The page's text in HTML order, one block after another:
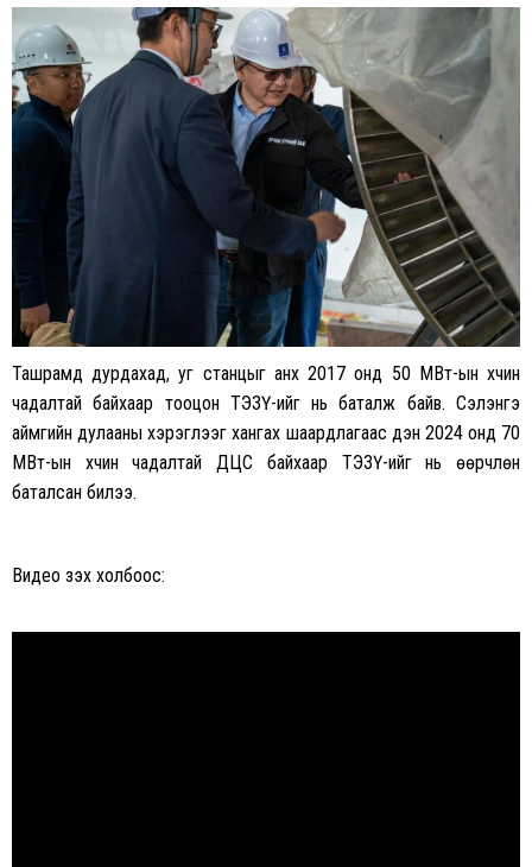
Ташрамд дурдахад, уг станцыг анх 2017 онд 50 МВт-ын хүчин
чадалтай байхаар тооцон ТЭЗҮ-ийг нь баталж байв. Сэлэнгэ
аймгийн дулааны хэрэглээг хангах шаардлагаас үүдэн 2024 онд 70
МВт-ын хүчин чадалтай ДЦС байхаар ТЭЗҮ-ийг нь өөрчлөн
баталсан билээ.
Видео үзэх холбоос: